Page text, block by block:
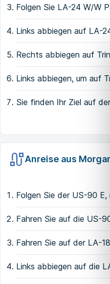
Folgen Sie LA-24 W/W
Links abbiegen auf LA-
Rechts abbiegen auf
Links abbiegen, um auf
Sie finden Ihr Ziel auf der
Anreise aus
Folgen Sie der US-90
Fahren Sie auf die US-90
Fahren Sie auf der LA-
Links abbiegen auf die